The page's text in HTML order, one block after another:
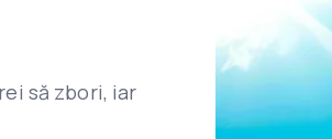
să zbori, iar